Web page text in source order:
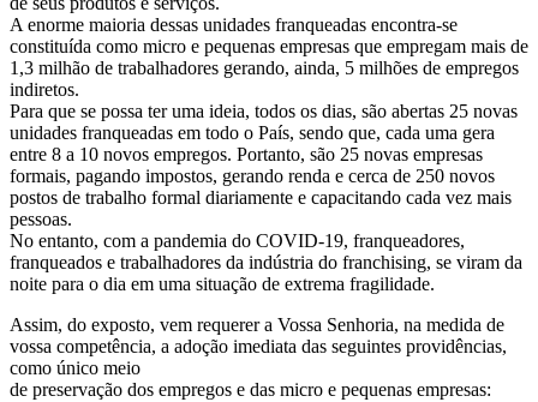
A enorme maioria dessas unidades franqueadas encontra-se
constituída como micro e pequenas empresas que empregam mais de
1,3 milhão de trabalhadores gerando, ainda, 5 milhões de empregos
indiretos.
Para que se possa ter uma ideia, todos os dias, são abertas 25 novas
unidades franqueadas em todo o País, sendo que, cada uma gera
entre 8 a 10 novos empregos. Portanto, são 25 novas empresas
formais, pagando impostos, gerando renda e cerca de 250 novos
postos de trabalho formal diariamente e capacitando cada vez mais
pessoas.
No entanto, com a pandemia do COVID-19, franqueadores,
franqueados e trabalhadores da indústria do franchising, se viram da
noite para o dia em uma situação de extrema fragilidade.
Assim, do exposto, vem requerer a Vossa Senhoria, na medida de
vossa competência, a adoção imediata das seguintes providências,
como único meio
de preservação dos empregos e das micro e pequenas empresas: